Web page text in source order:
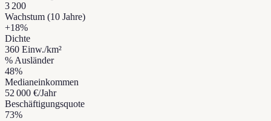
3 200
Wachstum (10 Jahre)
+18%
Dichte
360 Einw./km²
% Ausländer
48%
Medianeinkommen
52 000 €/Jahr
Beschäftigungsquote
73%